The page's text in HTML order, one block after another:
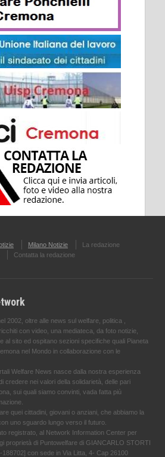
Milano Notizie
La redazione
Contatta la redazione
2002, oltre alle news sul welfare, politica ,
con video, una mediateca, da foto notizie,
al sito ed ospitano sezioni specifiche quali Pianeta
nel Mondo in collaborazione con le
Welfare News nasce dalla nostra esperienza
credere nei valori della solidarietà, delle pari
sui quali siamo convinti, vada fatta più
quei cittadini, giovani o anziani, che abbiamo la
uno sguardo lungo verso il futuro.
registrato, al Network Information Center per
proprietà di Puntowelfare di GIANCARLO STORTI
con sede in Via Litta, 4- Cap 26100